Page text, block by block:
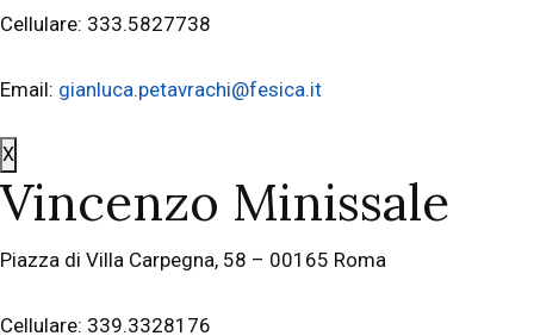
Cellulare: 333.5827738
Email: gianluca.petavrachi@fesica.it
X
Vincenzo Minissale
Piazza di Villa Carpegna, 58 – 00165 Roma
Cellulare: 339.3328176